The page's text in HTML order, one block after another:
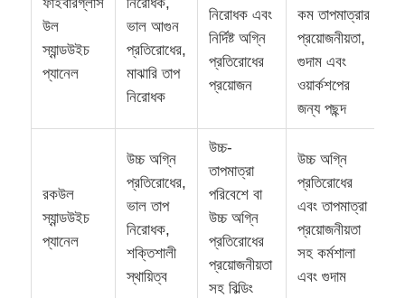
উল
স্যান্ডউইচ
প্যানেল
ভাল আগুন
প্রতিরোধের,
মাঝারি তাপ
নিরোধক
নিরোধক এবং
নির্দিষ্ট অগ্নি
প্রতিরোধের
প্রয়োজন
কম তাপমাত্রার
প্রয়োজনীয়তা,
গুদাম এবং
ওয়ার্কশপের
জন্য পছন্দ
রকউল
স্যান্ডউইচ
প্যানেল
উচ্চ অগ্নি
প্রতিরোধের,
ভাল তাপ
নিরোধক,
শক্তিশালী
স্থায়িত্ব
উচ্চ-
তাপমাত্রা
পরিবেশে বা
উচ্চ অগ্নি
প্রতিরোধের
প্রয়োজনীয়তা
সহ বিল্ডিং
উচ্চ অগ্নি
প্রতিরোধের
এবং তাপমাত্রা
প্রয়োজনীয়তা
সহ কর্মশালা
এবং গুদাম